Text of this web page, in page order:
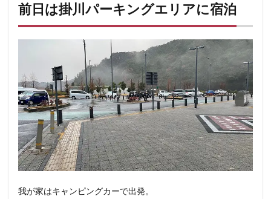
前日は掛川パーキングエリアに宿泊
我が家はキャンピングカーで出発。